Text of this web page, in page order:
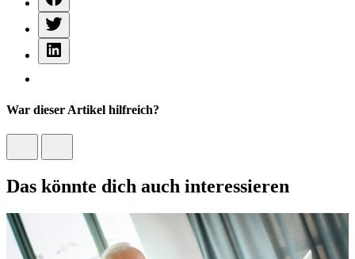
War dieser Artikel hilfreich?
Das könnte dich auch interessieren